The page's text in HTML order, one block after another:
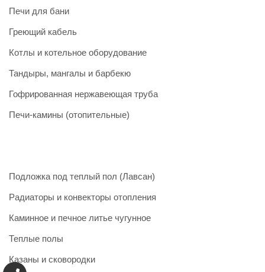
Печи для бани
Греющий кабель
Котлы и котельное оборудование
Тандыры, мангалы и барбекю
Гофрированная нержавеющая труба
Печи-камины (отопительные)
Подложка под теплый пол (Лавсан)
Радиаторы и конвекторы отопления
Каминное и печное литье чугунное
Теплые полы
Казаны и сковородки